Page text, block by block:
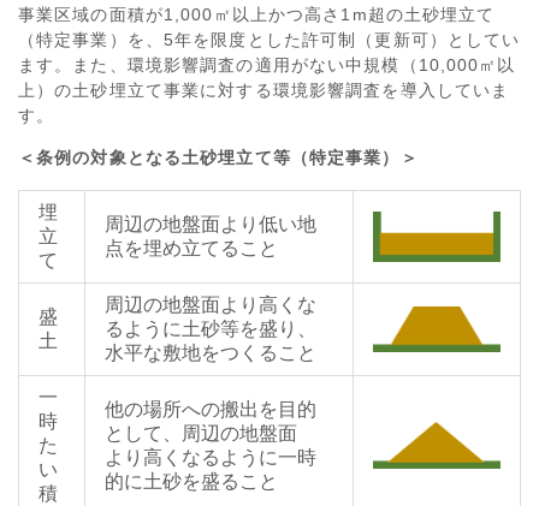
事業区域の面積が1,000㎡以上かつ高さ1m超の土砂埋立て
（特定事業）を、5年を限度とした許可制（更新可）としてい
ます。また、環境影響調査の適用がない中規模（10,000㎡以
上）の土砂埋立て事業に対する環境影響調査を導入していま
す。
＜条例の対象となる土砂埋立て等（特定事業）＞
埋
立
て
周辺の地盤面より低い地
点を埋め立てること
盛
土
周辺の地盤面より高くな
るように土砂等を盛り、
水平な敷地をつくること
一
時
た
い
積
他の場所への搬出を目的
として、周辺の地盤面
より高くなるように一時
的に土砂を盛ること